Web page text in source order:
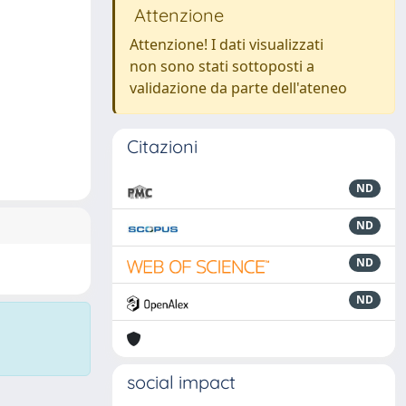
Attenzione
Attenzione! I dati visualizzati
non sono stati sottoposti a
validazione da parte dell'ateneo
Citazioni
ND
ND
ND
ND
social impact